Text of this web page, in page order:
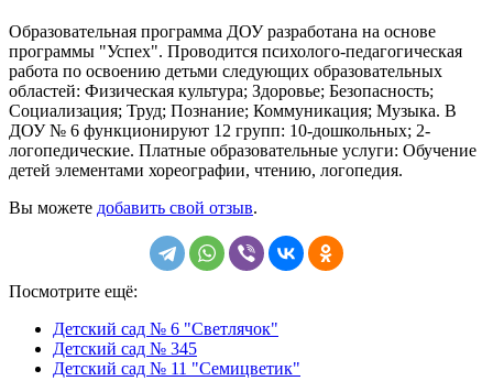
Образовательная программа ДОУ разработана на основе
программы "Успех". Проводится психолого-педагогическая
работа по освоению детьми следующих образовательных
областей: Физическая культура; Здоровье; Безопасность;
Социализация; Труд; Познание; Коммуникация; Музыка. В
ДОУ № 6 функционируют 12 групп: 10-дошкольных; 2-
логопедические. Платные образовательные услуги: Обучение
детей элементами хореографии, чтению, логопедия.
Вы можете добавить свой отзыв.
Посмотрите ещё:
Детский сад № 6 "Светлячок"
Детский сад № 345
Детский сад № 11 "Семицветик"